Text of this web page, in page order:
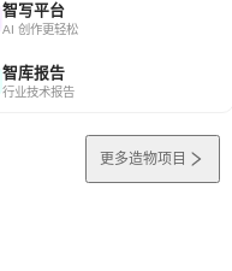
智写平台
AI 创作更轻松
智库报告
行业技术报告
更多造物项目